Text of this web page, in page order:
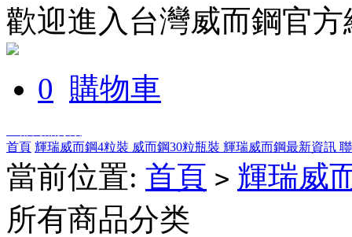
歡迎進入台灣威而鋼官方
0 購物車
首頁 輝瑞威而鋼4粒裝 威而鋼30粒瓶裝 輝瑞威而鋼最新資訊
當前位置: 首頁 > 輝瑞威
所有商品分类